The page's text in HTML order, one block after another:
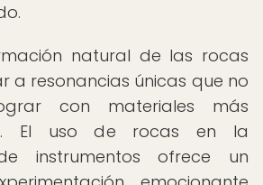
natural de las rocas
a resonancias únicas que no
con materiales más
El uso de rocas en la
instrumentos ofrece un